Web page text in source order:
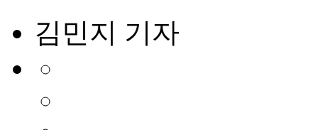
김민지 기자